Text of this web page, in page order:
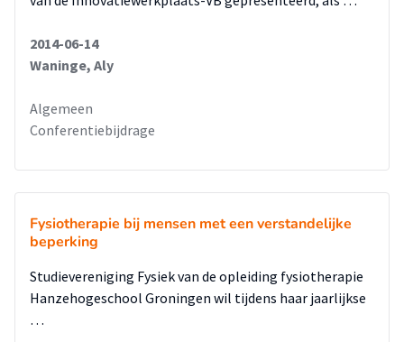
2014-06-14
Waninge, Aly
Algemeen
Conferentiebijdrage
Fysiotherapie bij mensen met een verstandelijke
beperking
Studievereniging Fysiek van de opleiding fysiotherapie
Hanzehogeschool Groningen wil tijdens haar jaarlijkse
…